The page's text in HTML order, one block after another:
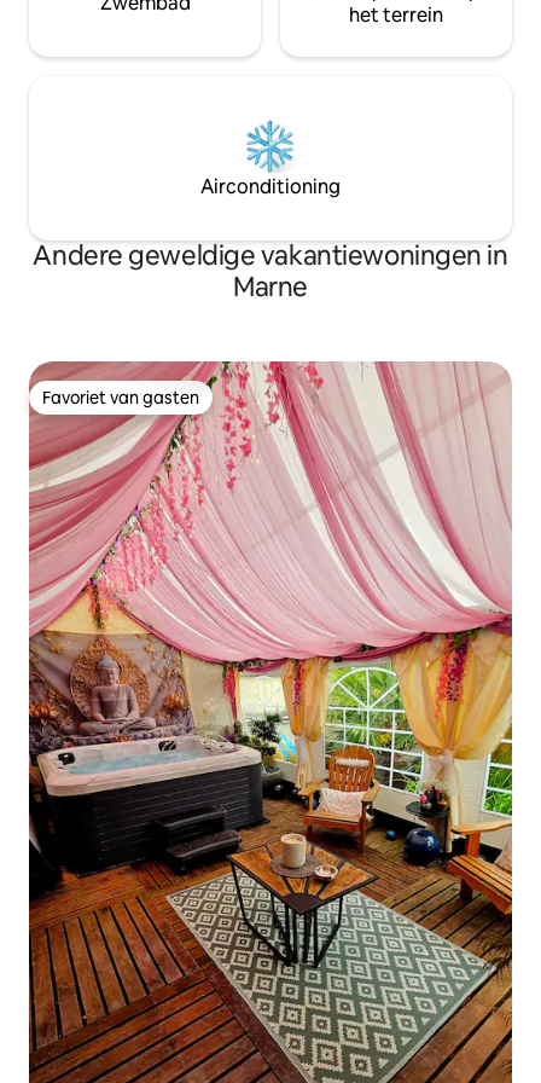
het terrein
Airconditioning
Andere geweldige vakantiewoningen in
Marne
Favoriet van gasten
Favoriet van gasten